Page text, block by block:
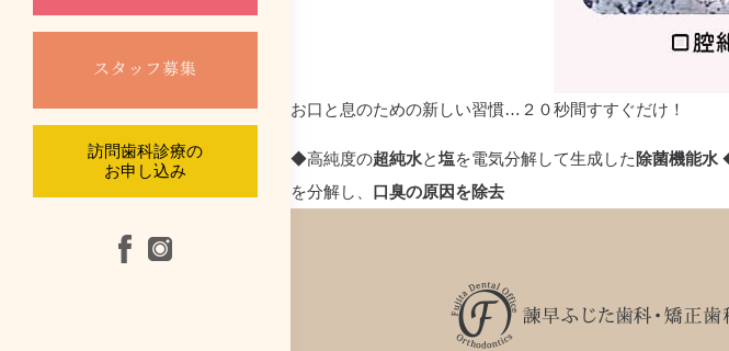
訪問歯科診療の
お申し込み
お口と息のための新しい習慣…２０秒間すすぐだけ！
◆高純度の超純水と塩を電気分解して生成した 除菌機能水
を分解し、 口臭の原因を除去